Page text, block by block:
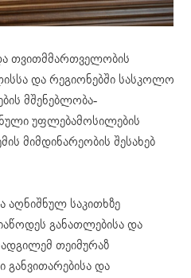
თვითმმართველობის
და რეგიონებში სასკოლო
მშენებლობა-
უფლებამოსილების
მიმდინარეობის შესახებ
აღნიშნულ საკითხზე
განათლებისა და
თეიმურაზ
და